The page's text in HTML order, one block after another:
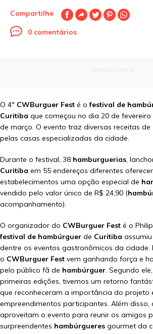
Compartilhe
0 comentários
O 4º CWBurguer Fest é ofestival de
Curitiba que começou no dia 20 de
de março. O evento traz diversas receitas de
pelas casas especializadas da cidade.
Durante o festival, 38 hamburguerias,
Curitiba em 55 endereços diferentes
estabelecimentos uma opção especial de
vendido pelo valor único de R$ 24,90 (
acompanhamento).
O organizador do CWBurguer Fest é o
festival de hambúrguer de Curitiba
dentre os eventos gastronômicos da cidade.
o CWBurguer Fest vem ganhando força e
pelo público fã de hambúrguer. Segundo
primeiras edições, tivemos um retorno
que reconheceram a importância do projeto
empreendimentos participantes. Além disso,
aproveitam o evento para reunir os amigos
surpreendentes hambúrgueres gourmet da